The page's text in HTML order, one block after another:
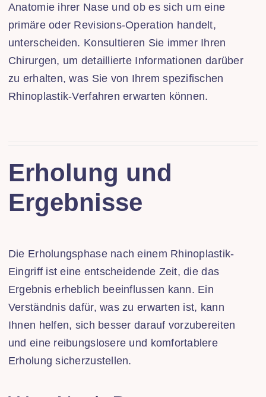
Anatomie ihrer Nase und ob es sich um eine
primäre oder Revisions-Operation handelt,
unterscheiden. Konsultieren Sie immer Ihren
Chirurgen, um detaillierte Informationen darüber
zu erhalten, was Sie von Ihrem spezifischen
Rhinoplastik-Verfahren erwarten können.
Erholung und
Ergebnisse
Die Erholungsphase nach einem Rhinoplastik-
Eingriff ist eine entscheidende Zeit, die das
Ergebnis erheblich beeinflussen kann. Ein
Verständnis dafür, was zu erwarten ist, kann
Ihnen helfen, sich besser darauf vorzubereiten
und eine reibungslosere und komfortablere
Erholung sicherzustellen.